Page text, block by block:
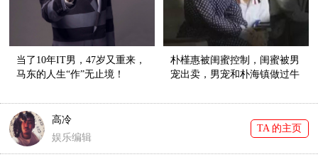
当了10年IT男，47岁又重来，
马东的人生“作”无止境！
朴槿惠被闺蜜控制，闺蜜被男
宠出卖，男宠和朴海镇做过牛
高冷
娱乐编辑
TA 的主页